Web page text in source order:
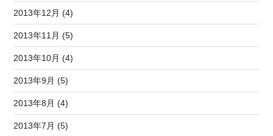
2013年12月 (4)
2013年11月 (5)
2013年10月 (4)
2013年9月 (5)
2013年8月 (4)
2013年7月 (5)